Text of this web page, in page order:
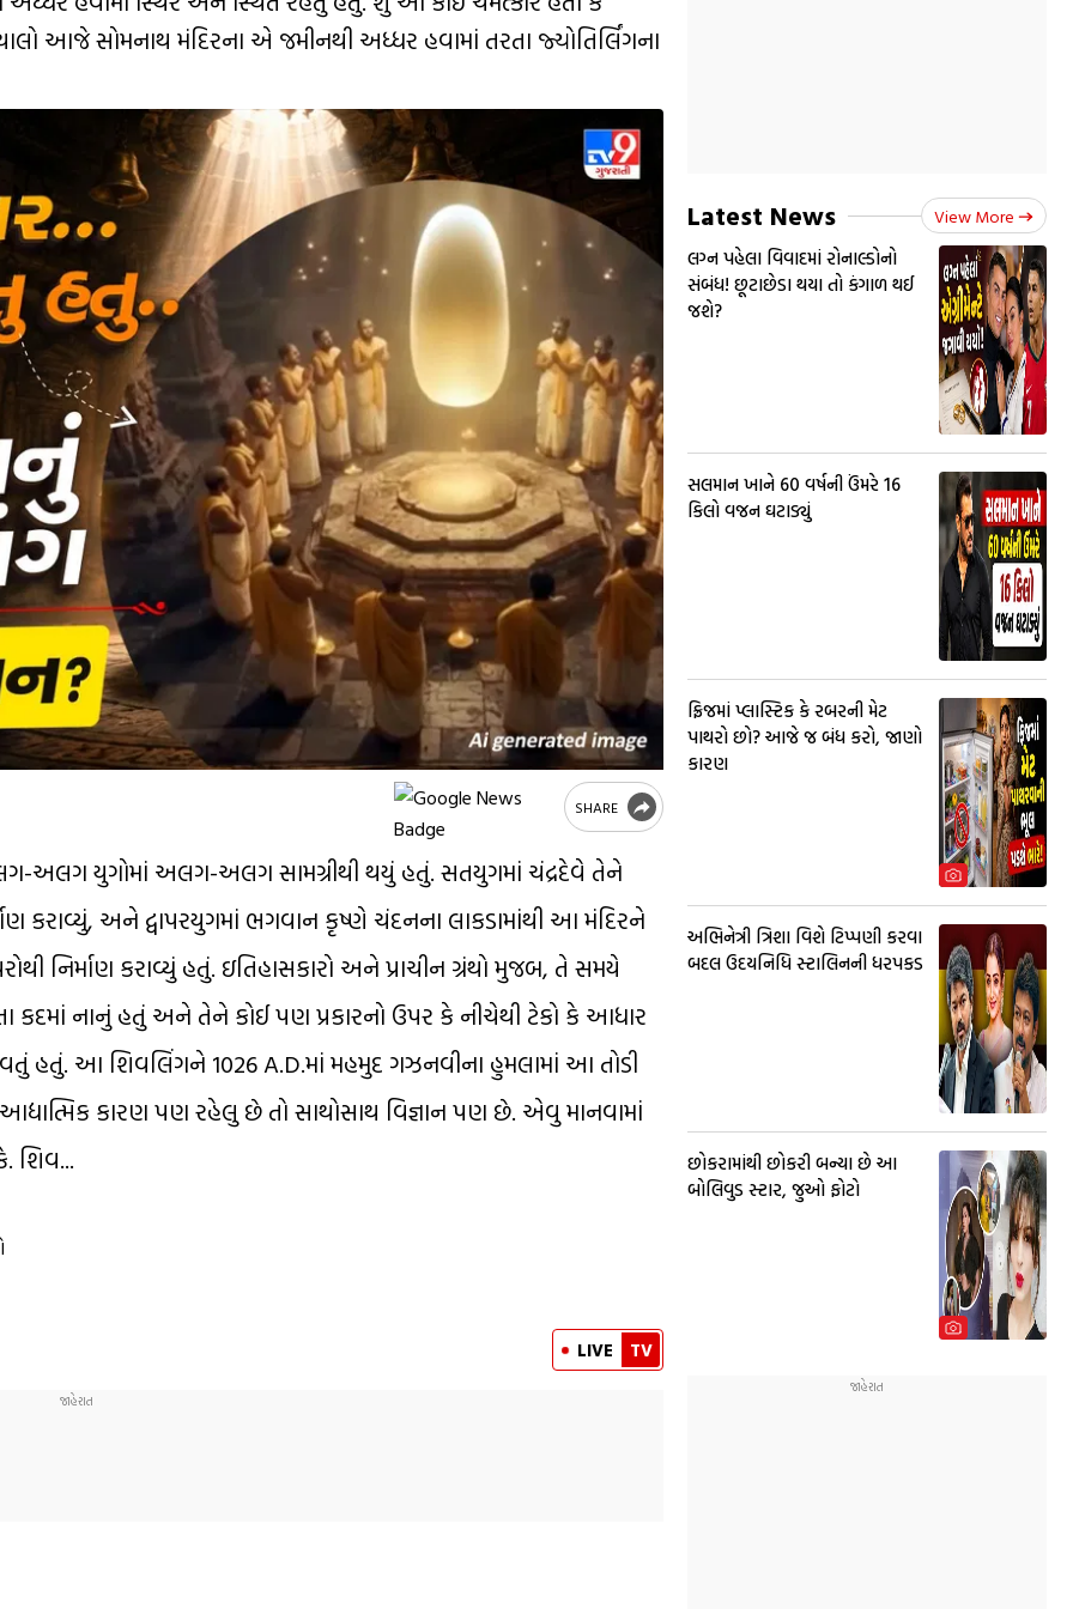
આજે સોમનાથ મંદિરના એ જમીનથી અધ્ધર હવામાં તરતા જ્યોતિર્લિંગના
SHARE
અલગ યુગોમાં અલગ-અલગ સામગ્રીથી થયું હતું. સતયુગમાં ચંદ્રદેવે તેને
કરાવ્યું, અને દ્વાપરયુગમાં ભગવાન કૃષ્ણે ચંદનના લાકડામાંથી આ મંદિરને
નિર્માણ કરાવ્યું હતું. ઇતિહાસકારો અને પ્રાચીન ગ્રંથો મુજબ, તે સમયે
કદમાં નાનું હતું અને તેને કોઈ પણ પ્રકારનો ઉપર કે નીચેથી ટેકો કે આધાર
હતું. આ શિવલિંગને 1026 A.D.માં મહમુદ ગઝનવીના હુમલામાં આ તોડી
કારણ પણ રહેલુ છે તો સાથોસાથ વિજ્ઞાન પણ છે. એવુ માનવામાં
શિવ...
LIVE TV
Latest News View More
લગ્ન પહેલા વિવાદમાં રોનાલ્ડોનો
સંબંધ! છૂટાછેડા થયા તો કંગાળ થઈ
જશે?
સલમાન ખાને 60 વર્ષની ઉંમરે 16
કિલો વજન ઘટાડ્યું
ફ્રિજમાં પ્લાસ્ટિક કે રબરની મેટ
પાથરો છો? આજે જ બંધ કરો, જાણો
કારણ
અભિનેત્રી ત્રિશા વિશે ટિપ્પણી કરવા
બદલ ઉદયનિધિ સ્ટાલિનની ધરપકડ
છોકરામાંથી છોકરી બન્યા છે આ
બોલિવુડ સ્ટાર, જુઓ ફોટો